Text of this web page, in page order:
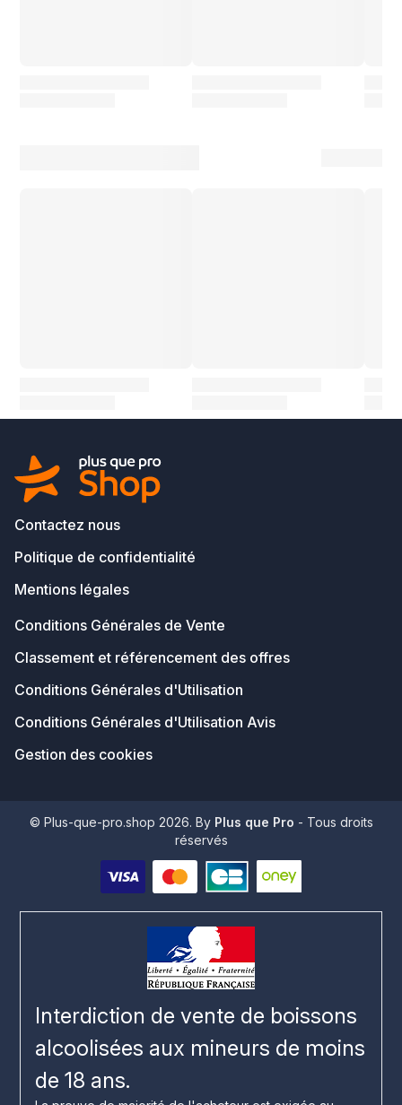
Contactez nous
Politique de confidentialité
Mentions légales
Conditions Générales de Vente
Classement et référencement des offres
Conditions Générales d'Utilisation
Conditions Générales d'Utilisation Avis
Gestion des cookies
© Plus-que-pro.shop 2026. By Plus que Pro - Tous droits
réservés
Interdiction de vente de boissons
alcoolisées aux mineurs de moins
de 18 ans.